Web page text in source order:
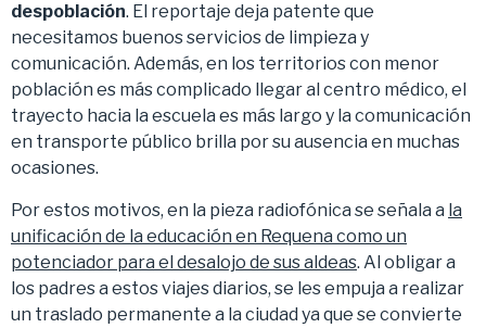
despoblación. El reportaje deja patente que
necesitamos buenos servicios de limpieza y
comunicación. Además, en los territorios con menor
población es más complicado llegar al centro médico, el
trayecto hacia la escuela es más largo y la comunicación
en transporte público brilla por su ausencia en muchas
ocasiones.
Por estos motivos, en la pieza radiofónica se señala a la
unificación de la educación en Requena como un
potenciador para el desalojo de sus aldeas. Al obligar a
los padres a estos viajes diarios, se les empuja a realizar
un traslado permanente a la ciudad ya que se convierte